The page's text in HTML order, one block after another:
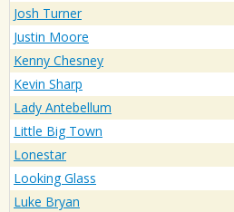
Josh Turner
Justin Moore
Kenny Chesney
Kevin Sharp
Lady Antebellum
Little Big Town
Lonestar
Looking Glass
Luke Bryan